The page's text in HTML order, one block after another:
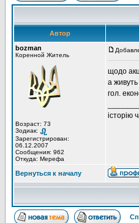
Автор
bozman
Коренной Житель
Возраст: 73
Зодиак:
Зарегистрирован:
06.12.2007
Сообщения: 962
Откуда: Мерефа
щодо
а живуть
гол.
історію
Вернуться к началу